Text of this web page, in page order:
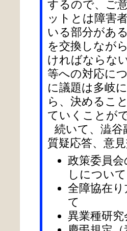
するので、ご
ットとは障害
いる部分があ
を交換しなが
ければならな
等への対応に
に議題は多岐
ら、決めるこ
ていくことが
続いて、澁
質疑応答、意
政策委員
しについて
全障協在
て
異業種研